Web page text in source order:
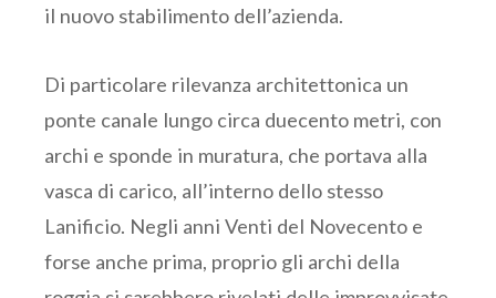
il nuovo stabilimento dell’azienda.
Di particolare rilevanza architettonica un
ponte canale lungo circa duecento metri, con
archi e sponde in muratura, che portava alla
vasca di carico, all’interno dello stesso
Lanificio. Negli anni Venti del Novecento e
forse anche prima, proprio gli archi della